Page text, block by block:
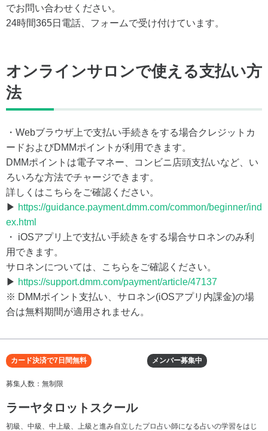
でお問い合わせください。
24時間365日電話、フォームで受け付けています。
オンラインサロンで使える支払い方
法
・Webブラウザ上で支払い手続きをする場合クレジットカ
ードおよびDMMポイントが利用できます。
DMMポイントは電子マネー、コンビニ店頭支払いなど、い
ろいろな方法でチャージできます。
詳しくはこちらをご確認ください。
▶ https://guidance.payment.dmm.com/common/beginner/ind
ex.html
・ iOSアプリ上で支払い手続きをする場合サロネンのみ利
用できます。
サロネンについては、こちらをご確認ください。
▶ https://support.dmm.com/payment/article/47137
※ DMMポイント支払い、サロネン(iOSアプリ内課金)の場
合は無料期間が適用されません。
メンバー募集中
カード決済で7日間無料
募集人数：無制限
ラーヤタロットスクール
初級、中級、中上級、上級と進み自立したプロ占い師になる占いの学習をはじ